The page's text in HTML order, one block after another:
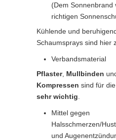
(Dem Sonnenbrand
richtigen
Kühlende und
Schaumsprays sind hier
Verbandsmaterial
Pflaster, Mullbinden
Kompressen sind für
sehr wichtig
Mittel gegen
Halsschmerzen/
und